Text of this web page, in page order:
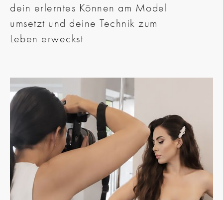
dein erlerntes Können am Model
umsetzt und deine Technik zum
Leben erweckst